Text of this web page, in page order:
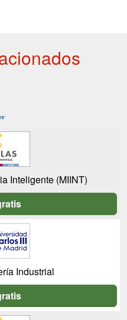
Inteligente (MIINT)
Industrial